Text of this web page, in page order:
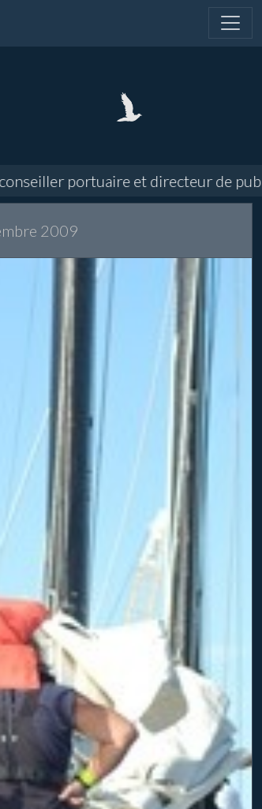
et directeur de publication
2009